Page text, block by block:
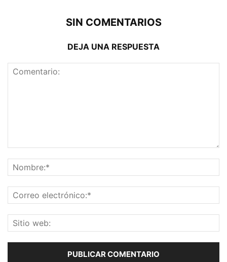
SIN COMENTARIOS
DEJA UNA RESPUESTA